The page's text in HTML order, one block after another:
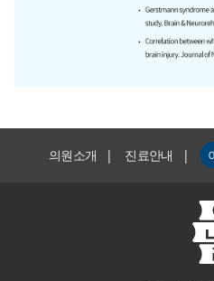
의원소개 | 진료안내 |